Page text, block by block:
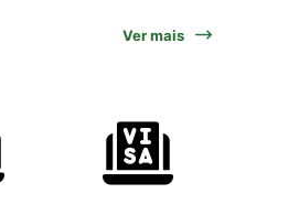
Ver mais